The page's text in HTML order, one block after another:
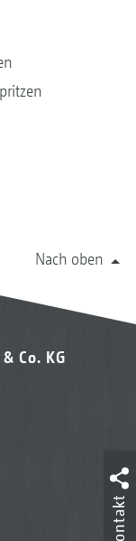
Nach oben
Co. KG
Kontakt